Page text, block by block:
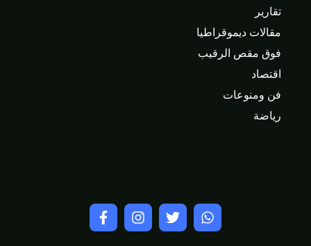
تقارير
مقالات ديموقراطيا
فوق مقص الرقيب
اقتصاد
فن ومنوعات
رياضة